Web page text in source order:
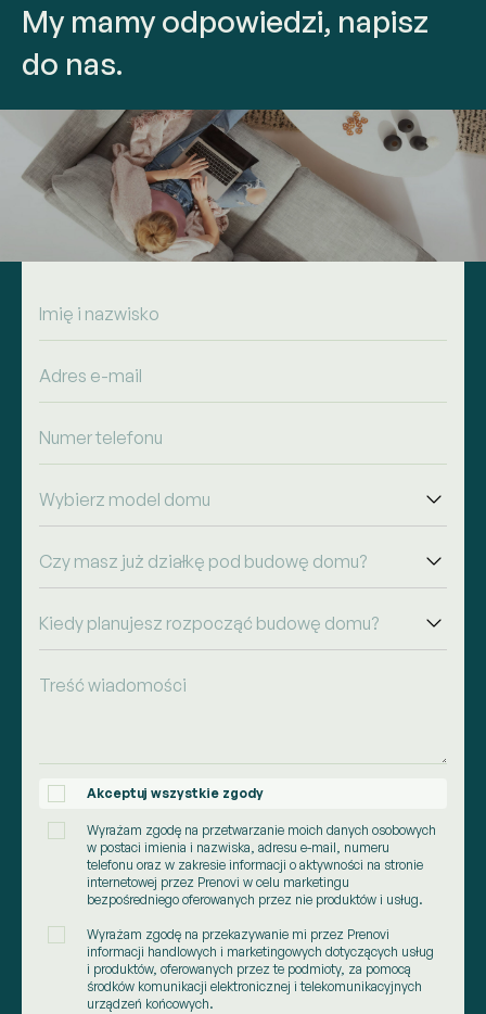
My mamy odpowiedzi, napisz
do nas.
Akceptuj wszystkie zgody
Wyrażam zgodę na przetwarzanie moich danych osobowych
w postaci imienia i nazwiska, adresu e-mail, numeru
telefonu oraz w zakresie informacji o aktywności na stronie
internetowej przez Prenovi w celu marketingu
bezpośredniego oferowanych przez nie produktów i usług.
Wyrażam zgodę na przekazywanie mi przez Prenovi
informacji handlowych i marketingowych dotyczących usług
i produktów, oferowanych przez te podmioty, za pomocą
środków komunikacji elektronicznej i telekomunikacyjnych
urządzeń końcowych.